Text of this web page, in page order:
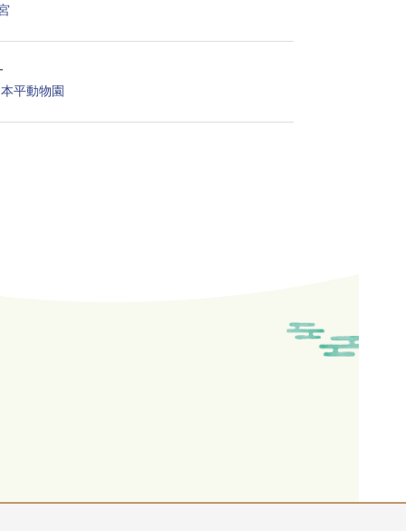
平動物園